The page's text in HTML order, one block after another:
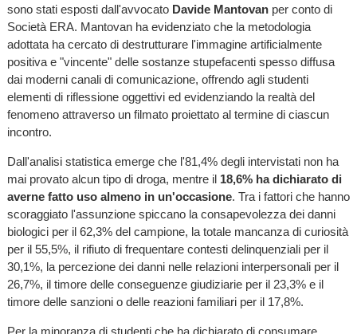
sono stati esposti dall'avvocato Davide Mantovanper conto di
Società ERA. Mantovan ha evidenziato che la metodologia
adottata ha cercato di destrutturare l'immagine artificialmente
positiva e "vincente" delle sostanze stupefacenti spesso diffusa
dai moderni canali di comunicazione, offrendo agli studenti
elementi di riflessione oggettivi ed evidenziando la realtà del
fenomeno attraverso un filmato proiettato al termine di ciascun
incontro.
Dall'analisi statistica emerge che l'81,4% degli intervistati non ha
mai provato alcun tipo di droga, mentre il 18,6% ha dichiarato di
averne fatto uso almeno in un'occasione. Tra i fattori che hanno
scoraggiato l'assunzione spiccano la consapevolezza dei danni
biologici per il 62,3% del campione, la totale mancanza di curiosità
per il 55,5%, il rifiuto di frequentare contesti delinquenziali per il
30,1%, la percezione dei danni nelle relazioni interpersonali per il
26,7%, il timore delle conseguenze giudiziarie per il 23,3% e il
timore delle sanzioni o delle reazioni familiari per il 17,8%.
Per la minoranza di studenti che ha dichiarato di consumare